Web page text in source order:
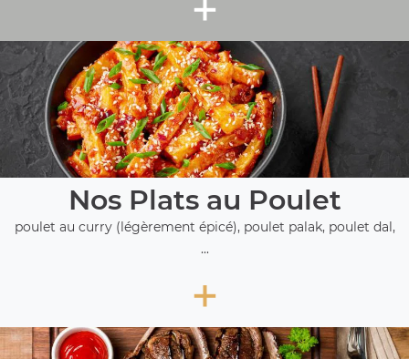
Nos Plats au Poulet
poulet au curry (légèrement épicé), poulet palak, poulet dal,
...
+